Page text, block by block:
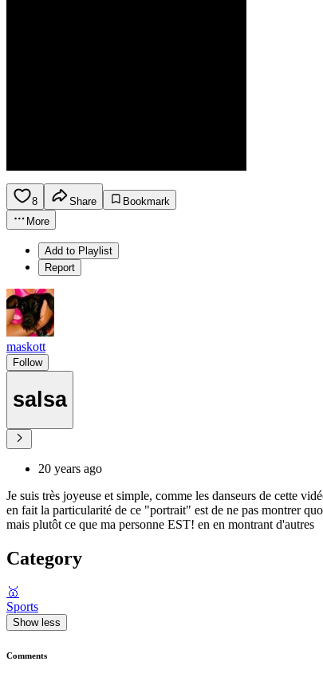
8 Share
Bookmark
More
Add to Playlist
Report
maskott
Follow
salsa
20 years ago
Je suis très joyeuse et simple, comme les danseurs de cette
en fait la particularité de ce "portrait" est de ne pas montrer
mais plutôt ce que ma personne EST! en en montrant d'autres
Category
🥇
Sports
Show less
Comments